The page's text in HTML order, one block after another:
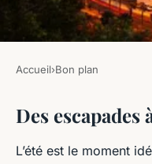
BON PLAN
Les
l'été
Accueil›Bon plan
Des
L’été est le moment